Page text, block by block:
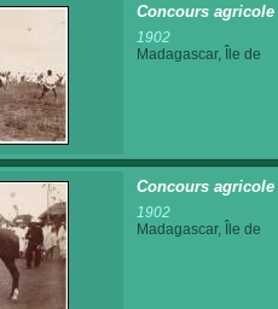
Concours
1902
Madagascar, Île de
Concours agricole
1902
Madagascar, Île de